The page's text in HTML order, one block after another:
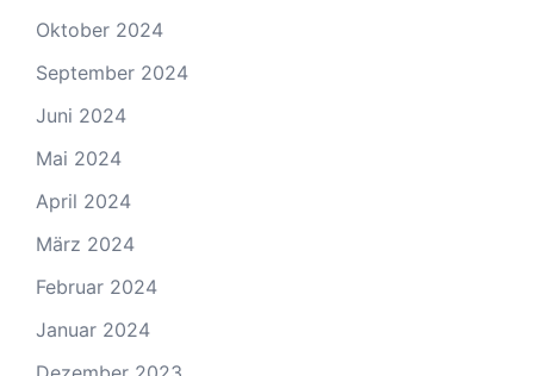
Oktober 2024
September 2024
Juni 2024
Mai 2024
April 2024
März 2024
Februar 2024
Januar 2024